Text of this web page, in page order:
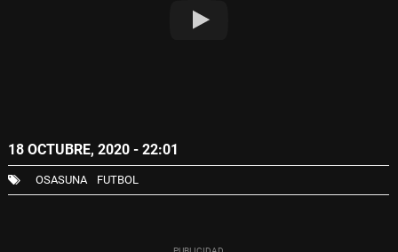
18 OCTUBRE, 2020 - 22:01
OSASUNA FUTBOL